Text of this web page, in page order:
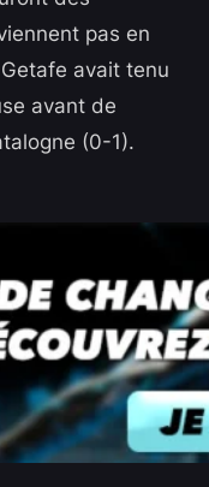
pas en
avait tenu
avant de
(0-1).